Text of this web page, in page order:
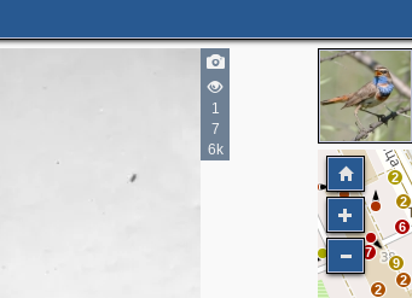
1
7
6k
9
3
5
4
6
6
2
2
9
7
2
2